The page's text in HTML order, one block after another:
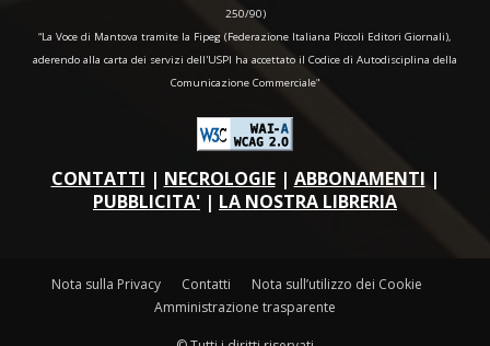
250/90)
“La Voce di Mantova tramite la Fipeg (Federazione Italiana Piccoli Editori Giornali),
aderendo alla carta dei servizi dell'USPI ha accettato il Codice di Autodisciplina della
Comunicazione Commerciale"
CONTATTI | NECROLOGIE| ABBONAMENTI |
PUBBLICITA' | LA NOSTRA LIBRERIA
Nota sulla Privacy Contatti
Nota sull’utilizzo dei Cookie
Amministrazione trasparente